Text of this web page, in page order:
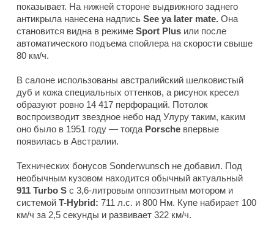
показывает. На нижней стороне выдвижного заднего
антикрыла нанесена надпись See ya later mate. Она
становится видна в режиме Sport Plus или после
автоматического подъема спойлера на скорости свыше
80 км/ч.
В салоне использованы австралийский шелковистый
дуб и кожа специальных оттенков, а рисунок кресел
образуют ровно 14 417 перфораций. Потолок
воспроизводит звездное небо над Улуру таким, каким
оно было в 1951 году — тогда Porsche впервые
появилась в Австралии.
Технических бонусов Sonderwunsch не добавил. Под
необычным кузовом находится обычный актуальный
911 Turbo S с 3,6-литровым оппозитным мотором и
системой T-Hybrid: 711 л.с. и 800 Нм. Купе набирает 100
км/ч за 2,5 секунды и развивает 322 км/ч.